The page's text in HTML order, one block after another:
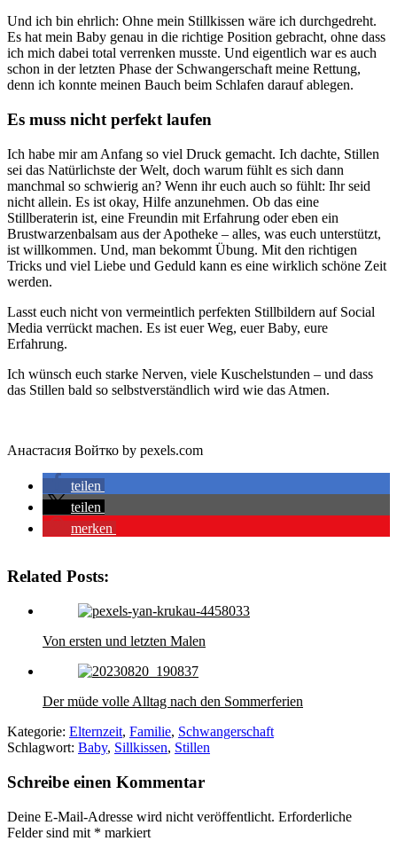
Und ich bin ehrlich: Ohne mein Stillkissen wäre ich durchgedreht.
Es hat mein Baby genau in die richtige Position gebracht, ohne dass
ich mich dabei total verrenken musste. Und eigentlich war es auch
schon in der letzten Phase der Schwangerschaft meine Rettung,
denn ich konnte meinen Bauch beim Schlafen darauf ablegen.
Es muss nicht perfekt laufen
Ich habe mir am Anfang so viel Druck gemacht. Ich dachte, Stillen
sei das Natürlichste der Welt, doch warum fühlt es sich dann
manchmal so schwierig an? Wenn ihr euch auch so fühlt: Ihr seid
nicht allein. Es ist okay, Hilfe anzunehmen. Ob das eine
Stillberaterin ist, eine Freundin mit Erfahrung oder eben ein
Brustwarzenbalsam aus der Apotheke – alles, was euch unterstützt,
ist willkommen. Und, man bekommt Übung. Mit den richtigen
Tricks und viel Liebe und Geduld kann es eine wirklich schöne Zeit
werden.
Lasst euch nicht von vermeintlich perfekten Stillbildern auf Social
Media verrückt machen. Es ist euer Weg, euer Baby, eure
Erfahrung.
Ich wünsch euch starke Nerven, viele Kuschelstunden – und dass
das Stillen bald so selbstverständlich wird wie das Atmen.
Анастасия Войтко by pexels.com
teilen
teilen
merken
Related Posts:
Von ersten und letzten Malen
Der müde volle Alltag nach den Sommerferien
Kategorie: Elternzeit, Familie, Schwangerschaft
Schlagwort: Baby, Sillkissen, Stillen
Schreibe einen Kommentar
Deine E-Mail-Adresse wird nicht veröffentlicht. Erforderliche
Felder sind mit * markiert